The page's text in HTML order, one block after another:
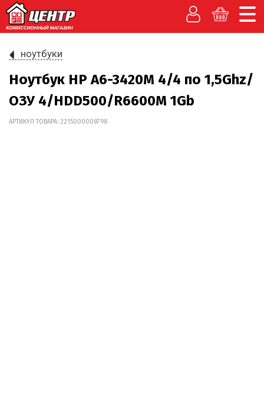
ноутбуки
Ноутбук HP A6-3420M 4/4 по 1,5Ghz/
ОЗУ 4/HDD500/R6600M 1Gb
АРТИКУЛ ТОВАРА: 2215000008798